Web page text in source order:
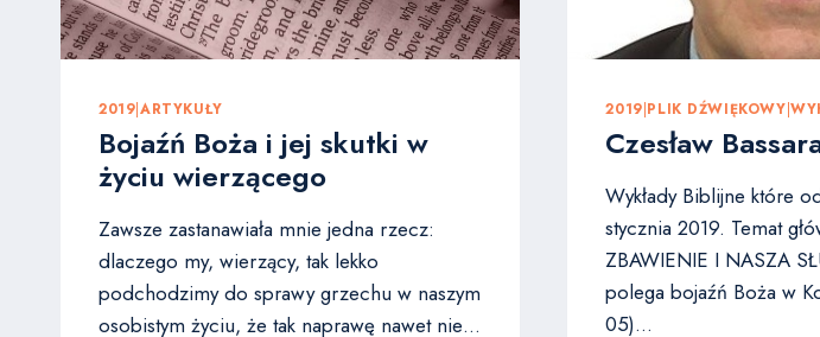
2019 ARTYKUŁY
Bojaźń Boża i jej skutki w
życiu wierzącego
Zawsze zastanawiała mnie jedna rzecz:
dlaczego my, wierzący, tak lekko
podchodzimy do sprawy grzechu w naszym
osobistym życiu, że tak naprawę nawet nie…
2019 PLIK DŹWIĘKOWY |
Czesław
Wykłady Biblijne które
stycznia 2019. Temat
ZBAWIENIE I NASZA
polega bojaźń Boża w
05)…